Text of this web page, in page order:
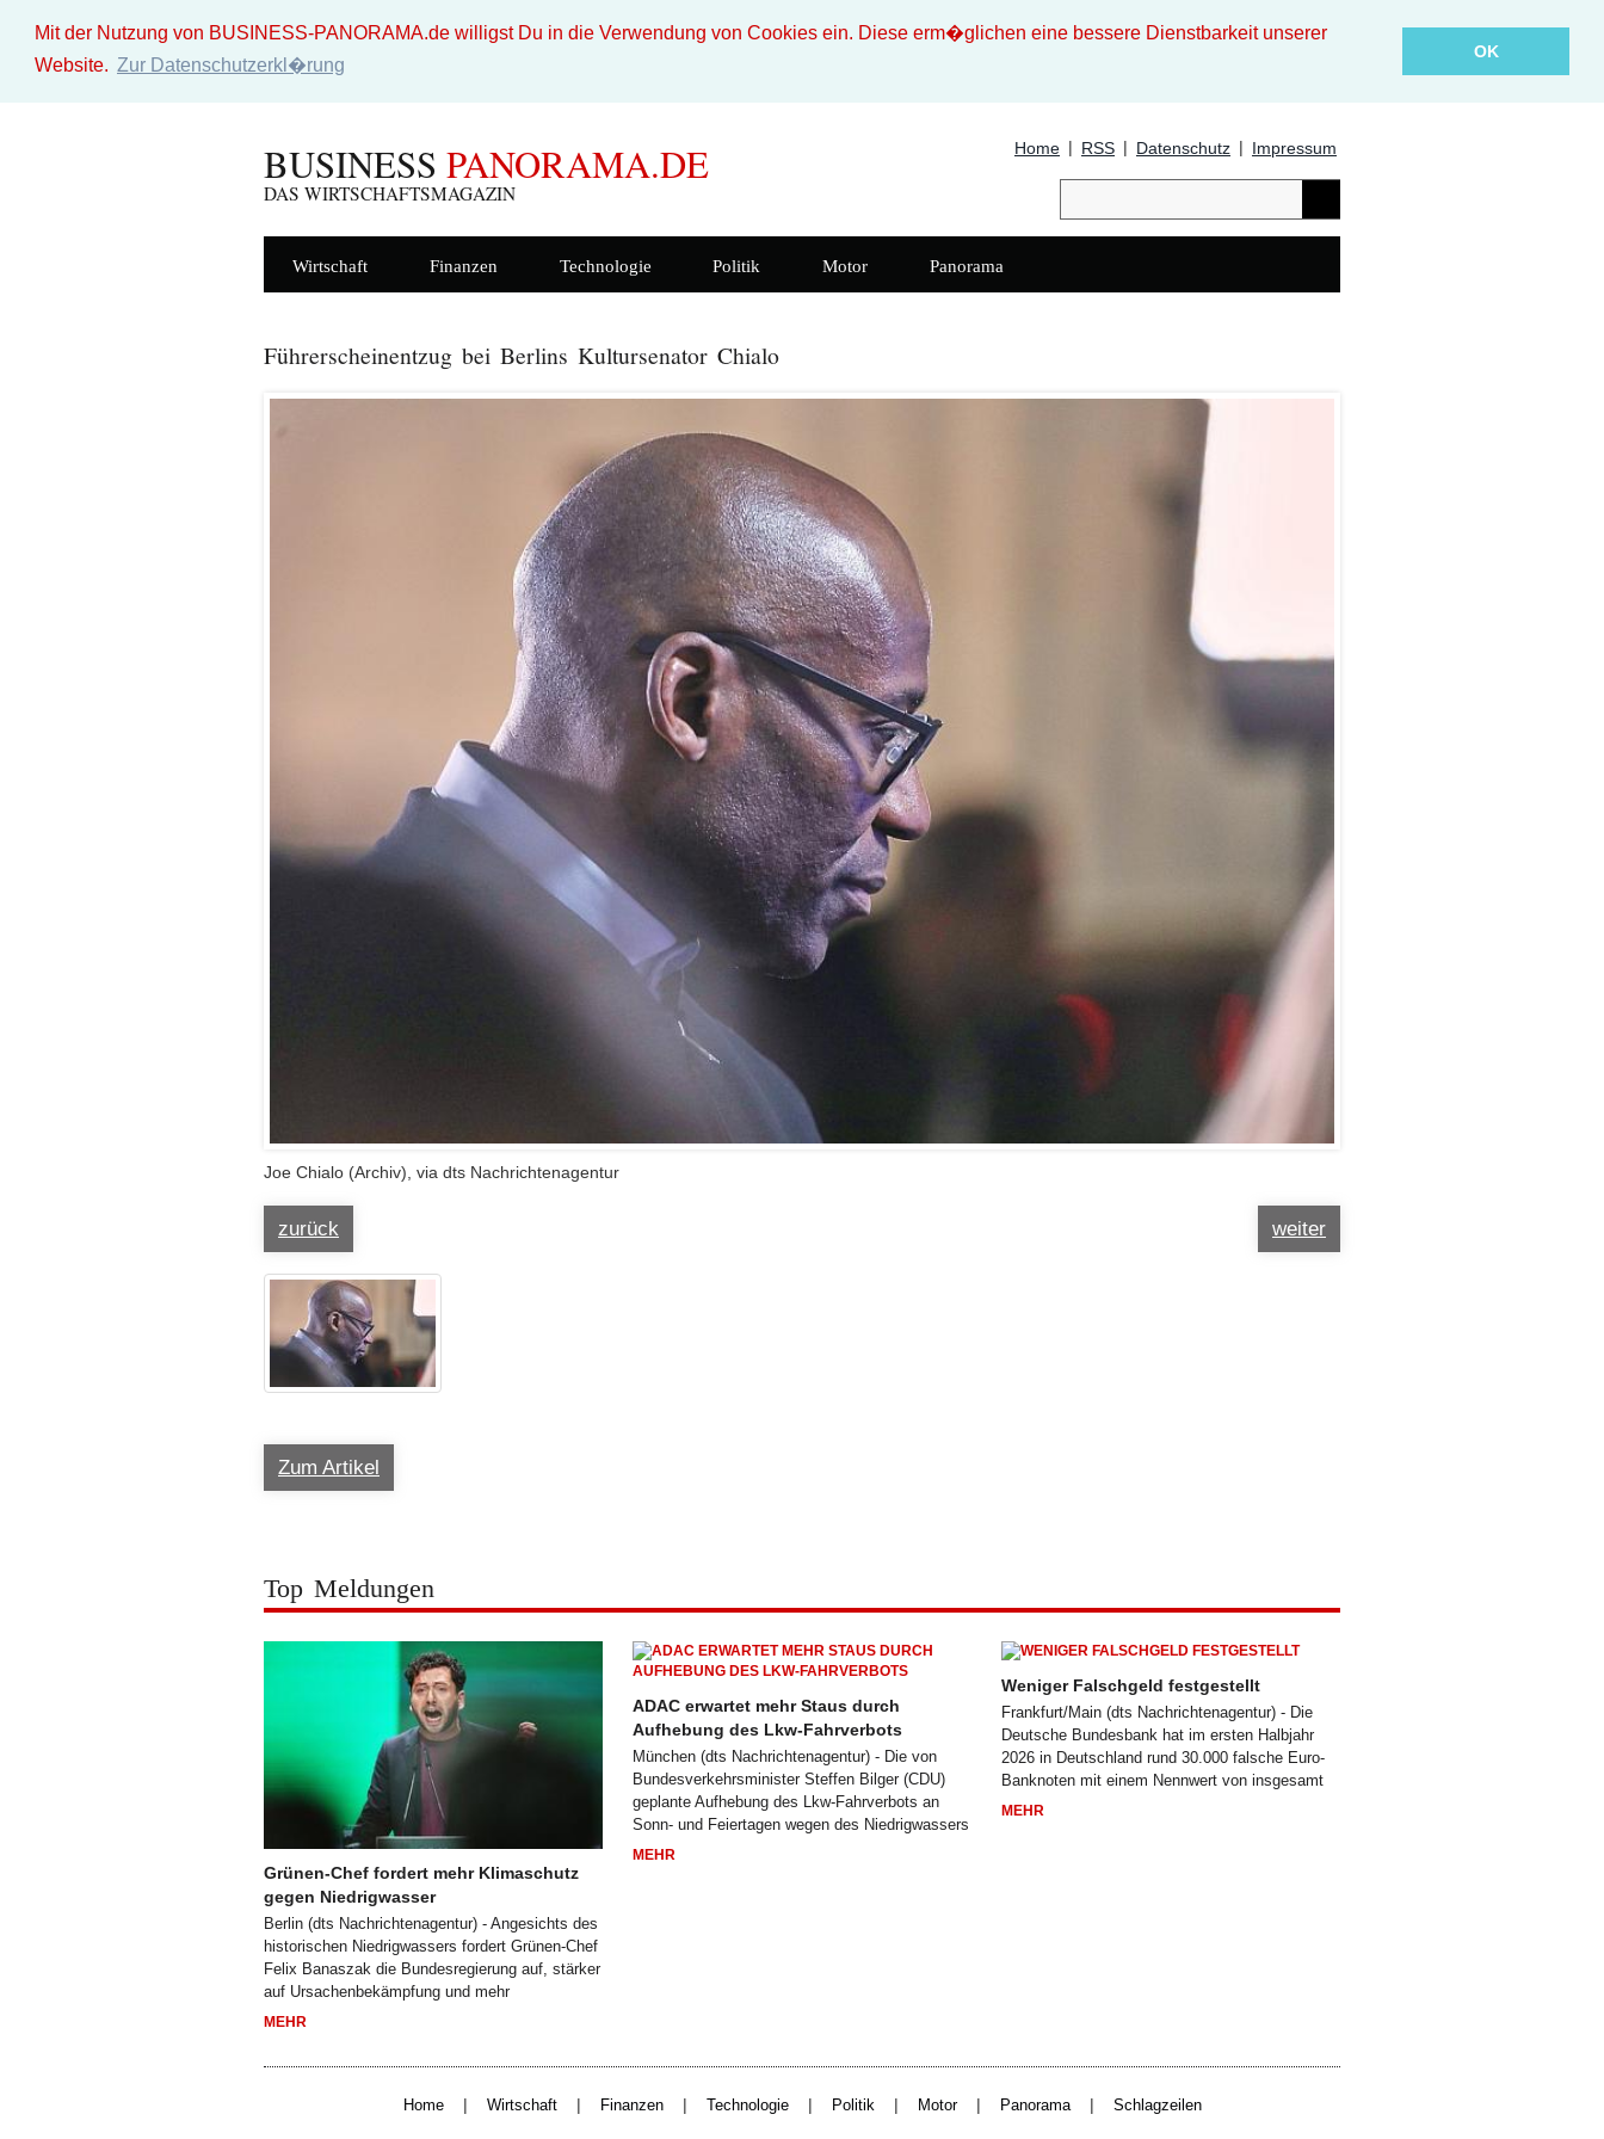
Mit der Nutzung von BUSINESS-PANORAMA.de willigst Du in die Verwendung von Cookies ein. Diese erm�glichen eine bessere Dienstbarkeit unserer
Website. Zur Datenschutzerkl�rung
OK
BUSINESS PANORAMA.DE
DAS WIRTSCHAFTSMAGAZIN
Home | RSS | Datenschutz | Impressum
Wirtschaft Finanzen Technologie Politik Motor Panorama
Führerscheinentzug bei Berlins Kultursenator Chialo
Joe Chialo (Archiv), via dts Nachrichtenagentur
zurück weiter
Zum Artikel
Top Meldungen
Grünen-Chef fordert mehr Klimaschutz
gegen Niedrigwasser
Berlin (dts Nachrichtenagentur) - Angesichts des
historischen Niedrigwassers fordert Grünen-Chef
Felix Banaszak die Bundesregierung auf, stärker
auf Ursachenbekämpfung und mehr
MEHR
ADAC erwartet mehr Staus durch
Aufhebung des Lkw-Fahrverbots
München (dts Nachrichtenagentur) - Die von
Bundesverkehrsminister Steffen Bilger (CDU)
geplante Aufhebung des Lkw-Fahrverbots an
Sonn- und Feiertagen wegen des Niedrigwassers
MEHR
Weniger Falschgeld festgestellt
Frankfurt/Main (dts Nachrichtenagentur) - Die
Deutsche Bundesbank hat im ersten Halbjahr
2026 in Deutschland rund 30.000 falsche Euro-
Banknoten mit einem Nennwert von insgesamt
MEHR
Home | Wirtschaft | Finanzen | Technologie | Politik | Motor | Panorama | Schlagzeilen